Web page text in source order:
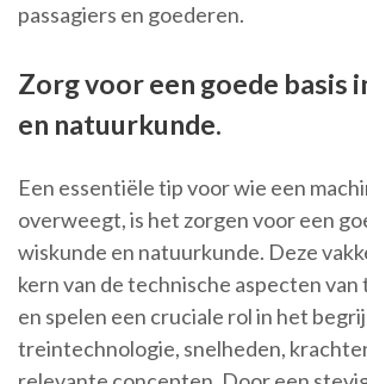
passagiers en goederen.
Zorg voor een goede basis
en natuurkunde.
Een essentiële tip voor wie een
overweegt, is het zorgen voor een
wiskunde en natuurkunde. Deze
kern van de technische aspecten
en spelen een cruciale rol in het
treintechnologie, snelheden,